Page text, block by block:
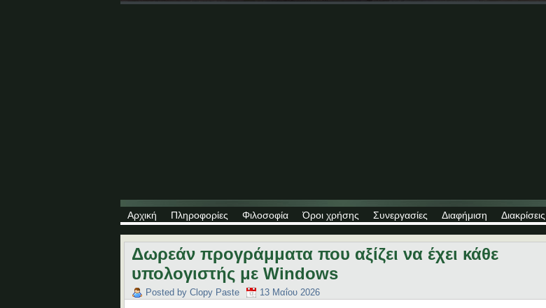
Αρχική Πληροφορίες Φιλοσοφία Όροι χρήσης Συνεργασίες Διαφήμιση Διακρίσεις
Δωρεάν προγράμματα που αξίζει να έχει κάθε
υπολογιστής με Windows
Posted by Clopy Paste 13 Μαΐου 2026